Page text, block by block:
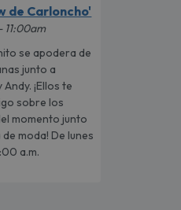
de Carloncho'
11:00am
se apodera de
junto a
Andy. ¡Ellos te
sobre los
momento junto
moda! De lunes
a.m.